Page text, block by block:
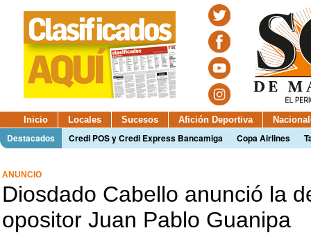
Inicio Locales Sucesos Afición Deportiva
Destacados Credi POS y Credi Express Bancamiga Copa Airlines
ANUNCIO
Diosdado Cabello anunció la
opositor Juan Pablo Guanipa